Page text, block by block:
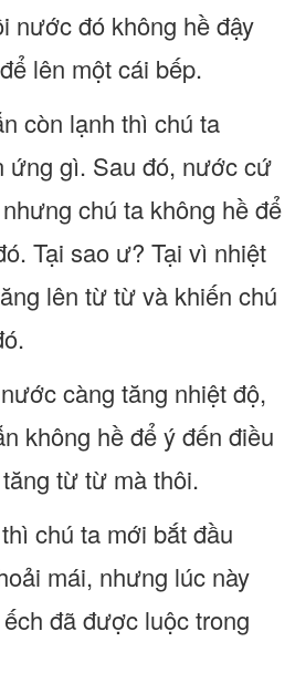
nước đó không hề đậy
lên một cái bếp.
còn lạnh thì chú ta
ứng gì. Sau đó, nước cứ
chú ta không hề để
Tại sao ư? Tại vì nhiệt
lên từ từ và khiến chú
càng tăng nhiệt độ,
không hề để ý đến điều
từ từ mà thôi.
chú ta mới bắt đầu
mái, nhưng lúc này
đã được luộc trong